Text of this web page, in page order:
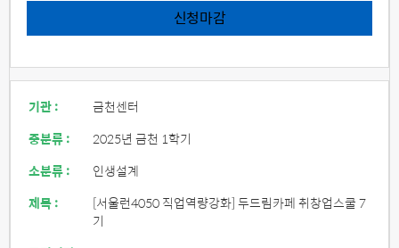
신청마감
기관 :
금천센터
중분류 :
2025년 금천 1학기
소분류 :
인생설계
제목 :
[서울런4050 직업역량강화] 두드림카페 취창업스쿨 7
기